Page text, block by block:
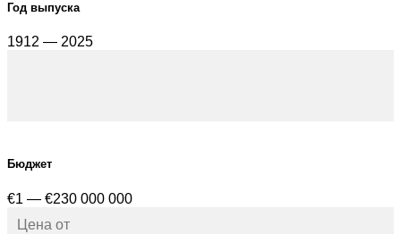
Год выпуска
1912 — 2025
Бюджет
€1 — €230 000 000